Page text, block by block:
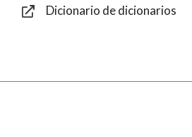
Dicionario de dicionarios